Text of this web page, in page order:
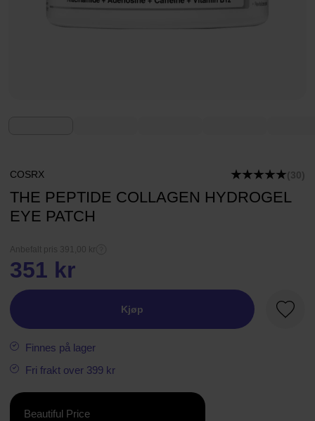
COSRX (30)
THE PEPTIDE COLLAGEN HYDROGEL
EYE PATCH
Anbefalt pris 391,00 kr
351 kr
Kjøp
Finnes på lager
Fri frakt over 399 kr
Beautiful Price